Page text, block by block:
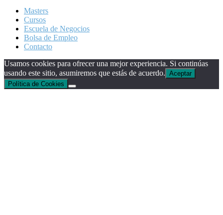
Masters
Cursos
Escuela de Negocios
Bolsa de Empleo
Contacto
Usamos cookies para ofrecer una mejor experiencia. Si continúas
usando este sitio, asumiremos que estás de acuerdo. Aceptar
Política de Cookies